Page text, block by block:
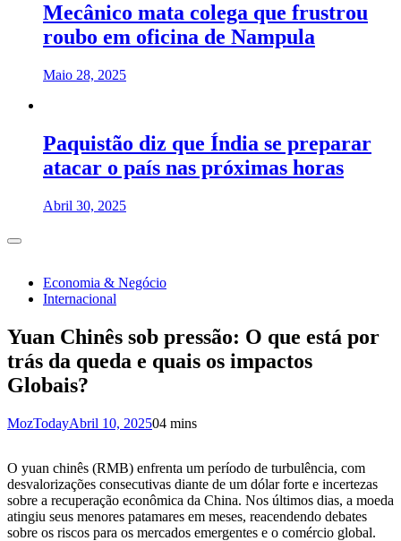
Mecânico mata colega que frustrou
roubo em oficina de Nampula
Maio 28, 2025
Paquistão diz que Índia se preparar
atacar o país nas próximas horas
Abril 30, 2025
Economia & Negócio
Internacional
Yuan Chinês sob pressão: O que está por
trás da queda e quais os impactos
Globais?
MozTodayAbril 10, 202504 mins
O yuan chinês (RMB) enfrenta um período de turbulência, com
desvalorizações consecutivas diante de um dólar forte e incertezas
sobre a recuperação econômica da China. Nos últimos dias, a moeda
atingiu seus menores patamares em meses, reacendendo debates
sobre os riscos para os mercados emergentes e o comércio global.